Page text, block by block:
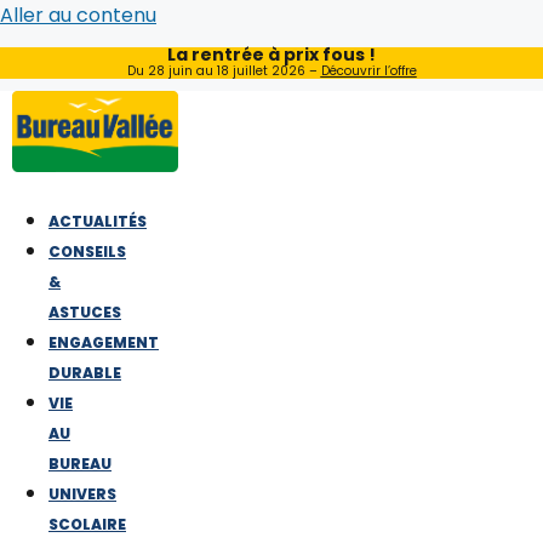
Aller au contenu
La rentrée à prix fous !
Du 28 juin au 18 juillet 2026 – Découvrir l’offre
ACTUALITÉS
CONSEILS
&
ASTUCES
ENGAGEMENT
DURABLE
VIE
AU
BUREAU
UNIVERS
SCOLAIRE